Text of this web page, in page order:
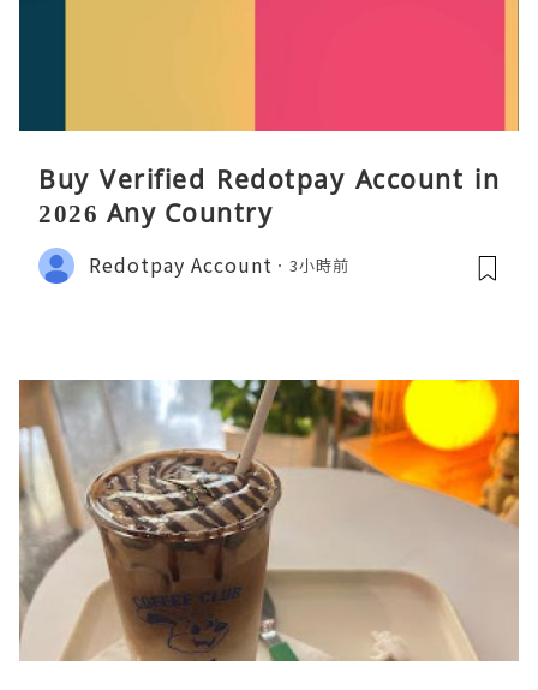
Buy Verified Redotpay Account in
2026 Any Country
Redotpay Account 3小時前